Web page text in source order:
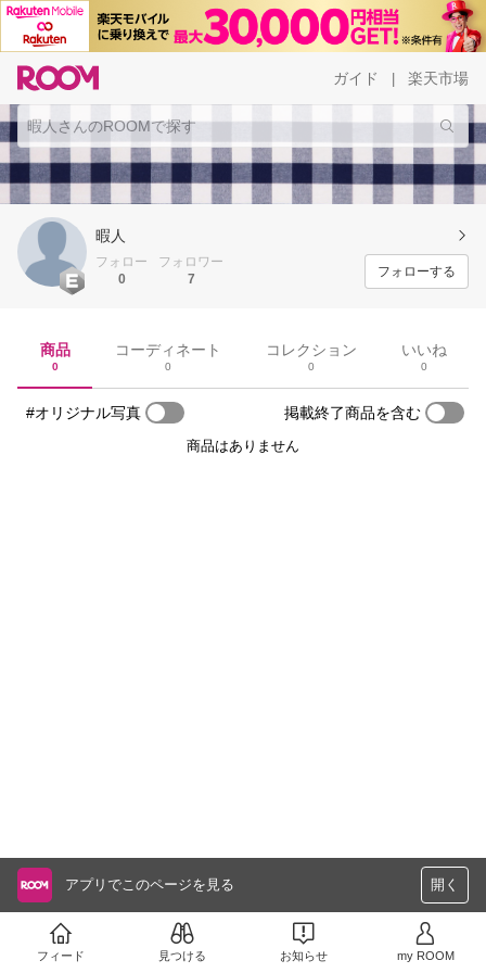
ガイド 楽天市場
暇人
フォロー
0
フォロワー
7
フォローする
商品
0
コーディネート
0
コレクション
0
いいね
0
#オリジナル写真 掲載終了商品を含む
商品はありません
アプリでこのページを見る 開く
フィード 見つける お知らせ my ROOM